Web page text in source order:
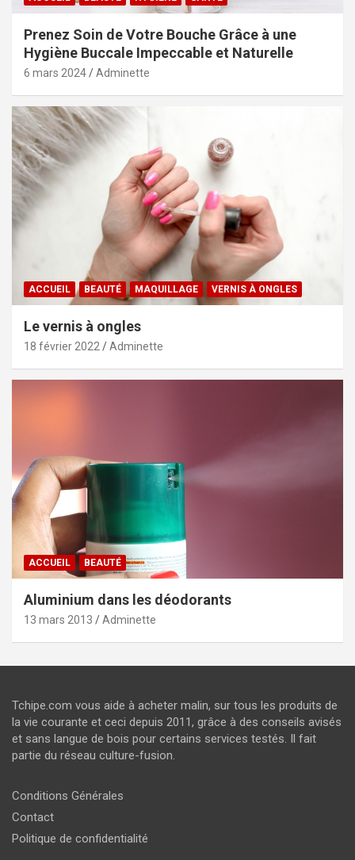
Prenez Soin de Votre Bouche Grâce à une
Hygiène Buccale Impeccable et Naturelle
6 mars 2024 Adminette
ACCUEIL BEAUTÉ MAQUILLAGE VERNIS À ONGLES
Le vernis à ongles
18 février 2022 Adminette
ACCUEIL BEAUTÉ
Aluminium dans les déodorants
13 mars 2013 Adminette
Tchipe.com vous aide à acheter malin, sur tous les produits de
la vie courante et ceci depuis 2011, grâce à des conseils avisés
et sans langue de bois pour certains services testés. Il fait
partie du réseau culture-fusion.
Conditions Générales
Contact
Politique de confidentialité